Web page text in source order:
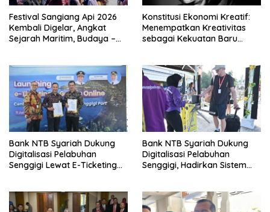
Festival Sangiang Api 2026
Kembali Digelar, Angkat
Sejarah Maritim, Budaya –
Konstitusi Ekonomi Kreatif:
Menempatkan Kreativitas
sebagai Kekuatan Baru
Bank NTB Syariah Dukung
Digitalisasi Pelabuhan
Senggigi Lewat E-Ticketing
Bank NTB Syariah Dukung
Digitalisasi Pelabuhan
Senggigi, Hadirkan Sistem